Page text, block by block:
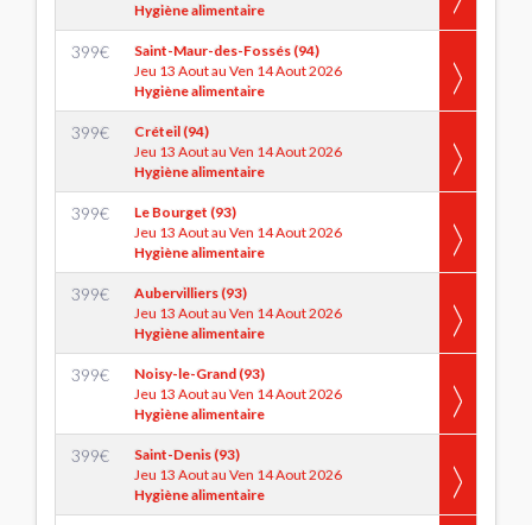
Hygiène alimentaire
399€
Saint-Maur-des-Fossés (94)
Jeu 13 Aout au Ven 14 Aout 2026
Hygiène alimentaire
399€
Créteil (94)
Jeu 13 Aout au Ven 14 Aout 2026
Hygiène alimentaire
399€
Le Bourget (93)
Jeu 13 Aout au Ven 14 Aout 2026
Hygiène alimentaire
399€
Aubervilliers (93)
Jeu 13 Aout au Ven 14 Aout 2026
Hygiène alimentaire
399€
Noisy-le-Grand (93)
Jeu 13 Aout au Ven 14 Aout 2026
Hygiène alimentaire
399€
Saint-Denis (93)
Jeu 13 Aout au Ven 14 Aout 2026
Hygiène alimentaire